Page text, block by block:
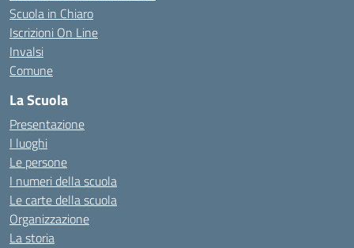
Scuola in Chiaro
Iscrizioni On Line
Invalsi
Comune
La Scuola
Presentazione
I luoghi
Le persone
I numeri della scuola
Le carte della scuola
Organizzazione
La storia